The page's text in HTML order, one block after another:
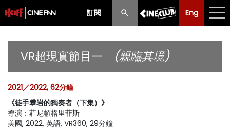
訂閱 Eng
Eng 中文
最新消息
節目
VR超現實節目一 (親臨其境)
2021／2022, 62分鐘
《徒手攀岩的獨奏者（下集）》
導演：莊尼頓格里菲斯
美國, 2022, 英語, VR360, 29分鐘